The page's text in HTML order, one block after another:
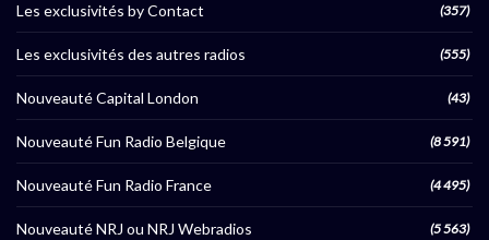
Les exclusivités by Contact (357)
Les exclusivités des autres radios (555)
Nouveauté Capital London (43)
Nouveauté Fun Radio Belgique (8 591)
Nouveauté Fun Radio France (4 495)
Nouveauté NRJ ou NRJ Webradios (5 563)